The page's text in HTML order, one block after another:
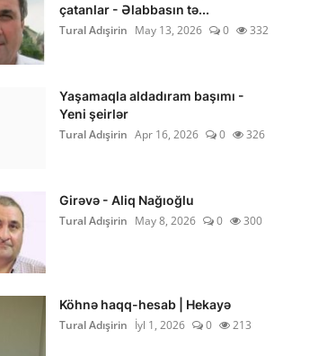
çatanlar - Əlabbasın tə...
Tural Adışirin May 13, 2026 0 332
Yaşamaqla aldadıram başımı -
Yeni şeirlər
Tural Adışirin Apr 16, 2026 0 326
Girəvə - Aliq Nağıoğlu
Tural Adışirin May 8, 2026 0 300
Köhnə haqq-hesab | Hekayə
Tural Adışirin İyl 1, 2026 0 213